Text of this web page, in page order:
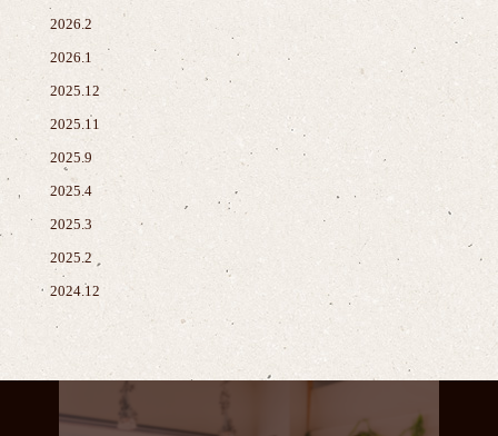
2026.2
2026.1
2025.12
2025.11
2025.9
2025.4
2025.3
2025.2
2024.12